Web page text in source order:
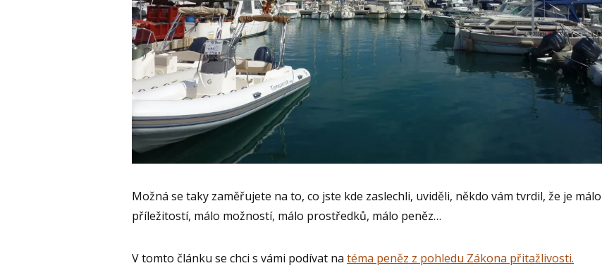
Možná se taky zaměřujete na to, co jste kde zaslechli, uviděli, někdo vám tvrdil, že je málo
příležitostí, málo možností, málo prostředků, málo peněz…
V tomto článku se chci s vámi podívat na téma peněz z pohledu Zákona přitažlivosti.